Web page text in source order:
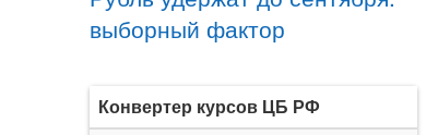
выборный фактор
Конвертер курсов ЦБ РФ